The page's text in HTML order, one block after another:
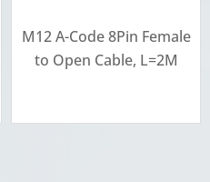
M12 A-Code 8Pin Female
to Open Cable, L=2M